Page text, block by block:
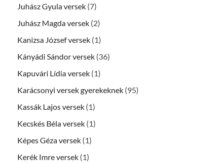
Juhász Gyula versek (7)
Juhász Magda versek (2)
Kanizsa József versek (1)
Kányádi Sándor versek (36)
Kapuvári Lídia versek (1)
Karácsonyi versek gyerekeknek (95)
Kassák Lajos versek (1)
Kecskés Béla versek (1)
Képes Géza versek (1)
Kerék Imre versek (1)